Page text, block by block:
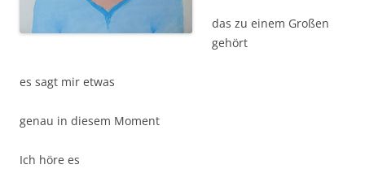
das zu einem Großen
gehört
es sagt mir etwas
genau in diesem Moment
Ich höre es